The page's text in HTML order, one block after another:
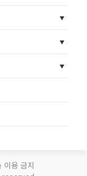
이용 금지